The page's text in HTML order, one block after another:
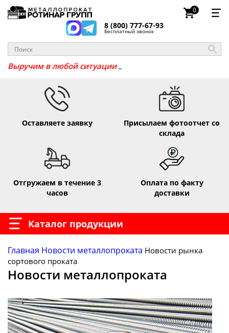
8 (800) 777-67-93
Бесплатный звонок
0
Выручим в любой ситуа _
Оставляете заявку
Присылаем фотоотчет со
склада
Отгружаем в течение 3
часов
Оплата по факту
доставки
Каталог продукции
Главная Новости металлопроката Новости рынка
сортового проката
Новости металлопроката